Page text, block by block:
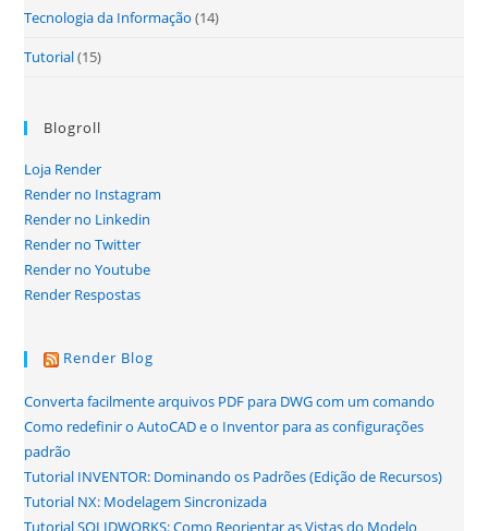
Tecnologia da Informação (14)
Tutorial(15)
Blogroll
Loja Render
Render no Instagram
Render no Linkedin
Render no Twitter
Render no Youtube
Render Respostas
Render Blog
Converta facilmente arquivos PDF para DWG com um comando
Como redefinir o AutoCAD e o Inventor para as configurações
padrão
Tutorial INVENTOR: Dominando os Padrões (Edição de Recursos)
Tutorial NX: Modelagem Sincronizada
Tutorial SOLIDWORKS: Como Reorientar as Vistas do Modelo